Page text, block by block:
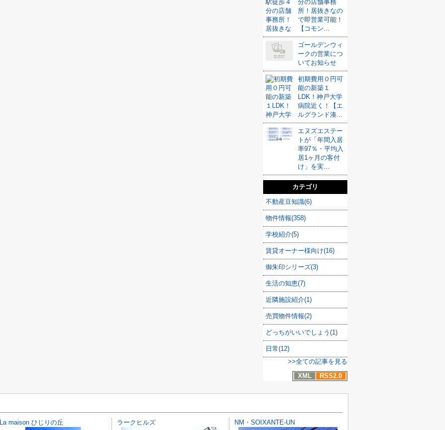
分の店舗事務
所！居抜きなの
で即営業可能！
【コモン...
ゴールデンウィ
ークの営業につ
いてお知らせ
初期費用０円可
能の新築１
LDK！神戸大学
病院近く！【エ
ルグランド湊...
エヌズエステー
トが「年間入居
率97％・平均入
居1ヶ月の客付
け」を実...
カテゴリ
不動産豆知識(6)
物件情報(358)
学校紹介(5)
賃貸オーナー様向け(16)
御朱印シリーズ(3)
生活の知恵(7)
近隣施設紹介(1)
売買物件情報(2)
どっちがいいでしょう(1)
日常(12)
>>全ての記事を見る
XML
RSS2.0
La maison ひじりの丘 ラークヒルズ NM・SOIXANTE-UN